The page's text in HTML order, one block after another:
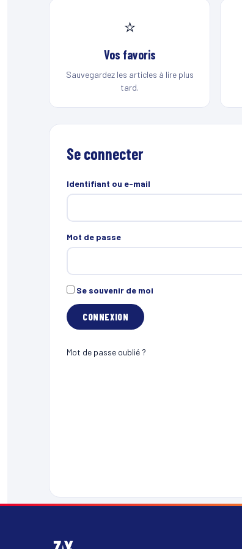
⭐
Vos favoris
Sauvegardez les articles à lire plus
tard.
Se connecter
Identifiant ou e-mail
Mot de passe
Se souvenir de moi
Mot de passe oublié ?